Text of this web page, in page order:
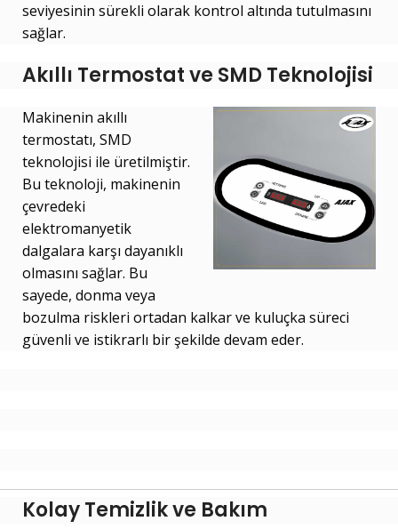
seviyesinin sürekli olarak kontrol altında tutulmasını
sağlar.
Akıllı Termostat ve SMD Teknolojisi
Makinenin akıllı
termostatı, SMD
teknolojisi ile üretilmiştir.
Bu teknoloji, makinenin
çevredeki
elektromanyetik
dalgalara karşı dayanıklı
olmasını sağlar. Bu
sayede, donma veya
bozulma riskleri ortadan kalkar ve kuluçka süreci
güvenli ve istikrarlı bir şekilde devam eder.
Kolay Temizlik ve Bakım